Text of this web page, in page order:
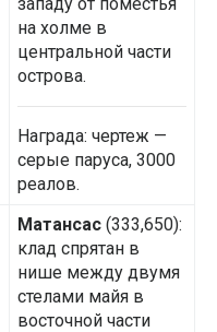
на холме в
центральной части
острова.
Награда: чертеж —
серые паруса, 3000
реалов.
Матансас (333,650):
клад спрятан в
нише между двумя
стелами майя в
восточной части